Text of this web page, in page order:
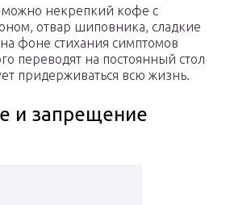
можно некрепкий кофе с
отвар шиповника, сладкие
фоне стихания симптомов
переводят на постоянный стол
придерживаться всю жизнь.
и запрещение